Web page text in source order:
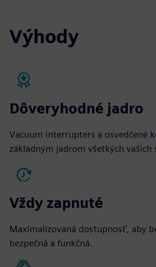
Výhody
Dôveryhodné jadro
Vacuum interrupters a osvedčené
základným jadrom všetkých vašich
Vždy zapnuté
Maximalizovaná dostupnosť, aby
bezpečná a funkčná.